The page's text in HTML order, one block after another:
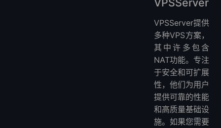
VPSServer提供
多种VPS方案，
其中许多包含
NAT功能。专注
于安全和可扩展
性，他们为用户
提供可靠的性能
和高质量基础设
施。如果您需要